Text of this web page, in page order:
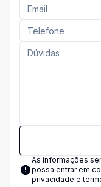
As informações
possa entrar em
privacidade e